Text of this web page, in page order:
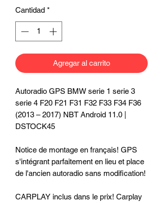
Cantidad *
Agregar al carrito
Autoradio GPS BMW serie 1 serie 3
serie 4 F20 F21 F31 F32 F33 F34 F36
(2013 – 2017) NBT Android 11.0 |
DSTOCK45
Notice de montage en français! GPS
s'intégrant parfaitement en lieu et place
de l'ancien autoradio sans modification!
CARPLAY inclus dans le prix! Carplay